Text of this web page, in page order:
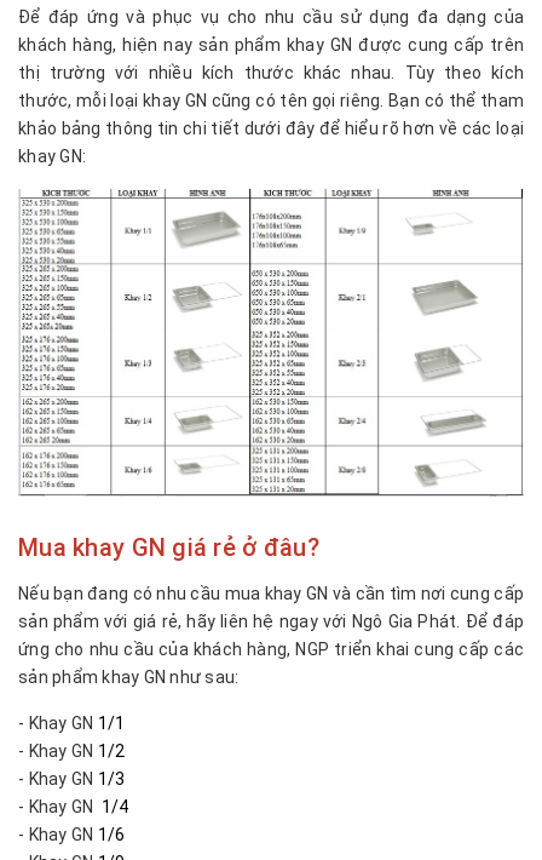
Để đáp ứng và phục vụ cho nhu cầu sử dụng đa dạng của
khách hàng, hiện nay sản phẩm khay GN được cung cấp trên
thị trường với nhiều kích thước khác nhau. Tùy theo kích
thước, mỗi loại khay GN cũng có tên gọi riêng. Bạn có thể tham
khảo bảng thông tin chi tiết dưới đây để hiểu rõ hơn về các loại
khay GN:
Mua khay GN giá rẻ ở đâu?
Nếu bạn đang có nhu cầu mua khay GN và cần tìm nơi cung cấp
sản phẩm với giá rẻ, hãy liên hệ ngay với Ngô Gia Phát. Để đáp
ứng cho nhu cầu của khách hàng, NGP triển khai cung cấp các
sản phẩm khay GN như sau:
- Khay GN 1/1
- Khay GN 1/2
- Khay GN 1/3
- Khay GN 1/4
- Khay GN 1/6